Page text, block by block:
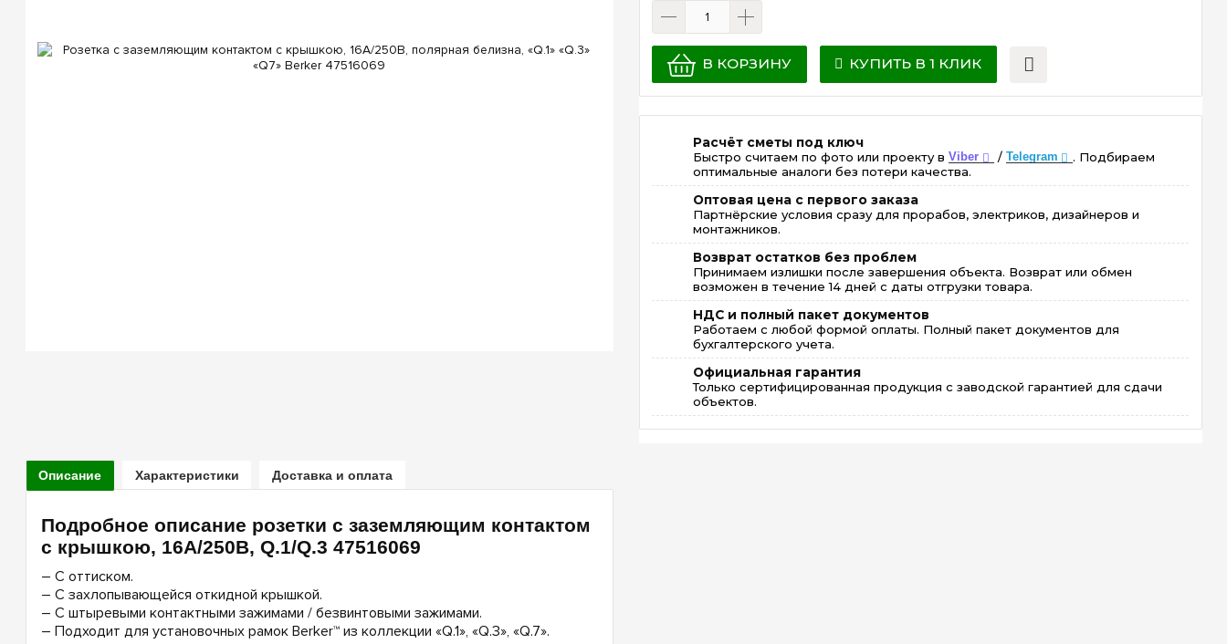
В КОРЗИНУ КУПИТЬ В 1 КЛИК
Расчёт сметы под ключ
Быстро считаем по фото или проекту вViber / Telegram
. Подбираем
оптимальные аналоги без потери качества.
Оптовая цена с первого заказа
Партнёрские условия сразу для прорабов, электриков, дизайнеров и
монтажников.
Возврат остатков без проблем
Принимаем излишки после завершения объекта. Возврат или обмен
возможен в течение 14 дней с даты отгрузки товара.
НДС и полный пакет документов
Работаем с любой формой оплаты. Полный пакет документов для
бухгалтерского учета.
Официальная гарантия
Только сертифицированная продукция с заводской гарантией для сдачи
объектов.
Описание Характеристики Доставка и оплата
Подробное описание розетки с заземляющим контактом
с крышкою, 16А/250В, Q.1/Q.3 47516069
– С оттиском.
– С захлопывающейся откидной крышкой.
– С штыревыми контактными зажимами / безвинтовыми зажимами.
– Подходит для установочных рамок Berker™ из коллекции «Q.1», «Q.3», «Q.7».